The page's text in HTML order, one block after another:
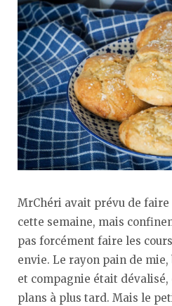
MrChéri avait prévu de faire
cette semaine, mais
pas forcément faire les
envie. Le rayon pain de
et compagnie était
plans à plus tard. Mais le